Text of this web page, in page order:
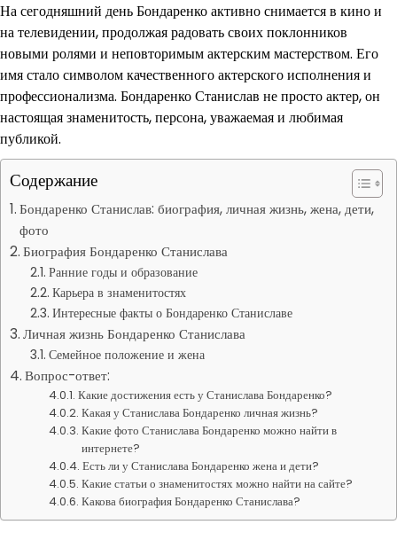
На сегодняшний день Бондаренко активно снимается в кино и
на телевидении, продолжая радовать своих поклонников
новыми ролями и неповторимым актерским мастерством. Его
имя стало символом качественного актерского исполнения и
профессионализма. Бондаренко Станислав не просто актер, он
настоящая знаменитость, персона, уважаемая и любимая
публикой.
Содержание
Бондаренко Станислав: биография, личная жизнь, жена, дети,
фото
Биография Бондаренко Станислава
Ранние годы и образование
Карьера в знаменитостях
Интересные факты о Бондаренко Станиславе
Личная жизнь Бондаренко Станислава
Семейное положение и жена
Вопрос-ответ:
Какие достижения есть у Станислава Бондаренко?
Какая у Станислава Бондаренко личная жизнь?
Какие фото Станислава Бондаренко можно найти в
интернете?
Есть ли у Станислава Бондаренко жена и дети?
Какие статьи о знаменитостях можно найти на сайте?
Какова биография Бондаренко Станислава?